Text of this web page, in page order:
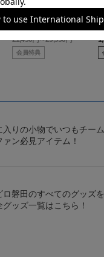
クモデル:GK
21,450円～25,950円
会員特典
入りの小物でいつもチー
ァン必見アイテム！
ロ磐田のすべてのグッズ
グッズ一覧はこちら！